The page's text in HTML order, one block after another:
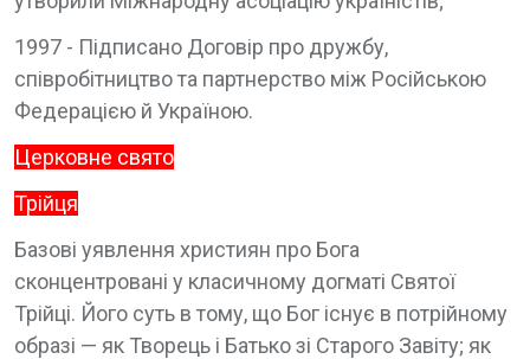
1997 - Підписано Договір про дружбу,
співробітництво та партнерство між Російською
Федерацією й Україною.
Церковне свято
Трійця
Базові уявлення християн про Бога
сконцентровані у класичному догматі Святої
Трійці. Його суть в тому, що Бог існує в потрійному
образі — як Творець і Батько зі Старого Завіту; як